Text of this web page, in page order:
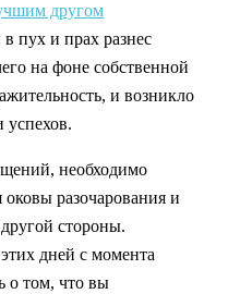
другом
пух и прах разнес
на фоне собственной
и возникло
необходимо
оковы разочарования и
стороны.
дней с момента
о том, что вы